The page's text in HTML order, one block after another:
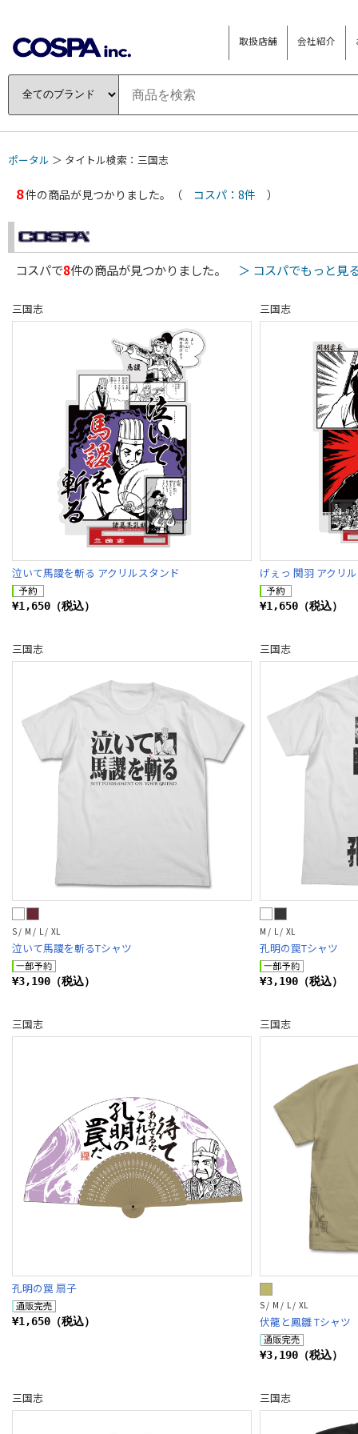
取扱店舗 会社紹介
ポータル ＞ タイトル検索：三国志
8件の商品が見つかりました。（ コスパ：8件 ）
コスパで8件の商品が見つかりました。 ＞ コスパでもっと見
三国志
泣いて馬謖を斬る アクリルスタンド
¥1,650（税込）
三国志
げぇっ 関羽 アクリ
¥1,650（税込）
三国志
S / M / L / XL
泣いて馬謖を斬るTシャツ
¥3,190（税込）
三国志
M / L / XL
孔明の罠Tシャツ
¥3,190（税込）
三国志
孔明の罠 扇子
¥1,650（税込）
三国志
S / M / L / XL
伏龍と鳳雛 Tシャツ
¥3,190（税込）
三国志 三国志